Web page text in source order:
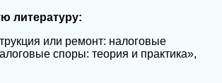
литературу:
или ремонт: налоговые
споры: теория и практика»,